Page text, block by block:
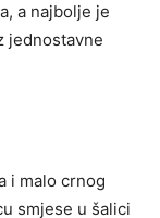
a najbolje je
jednostavne
i malo crnog
smjese u šalici